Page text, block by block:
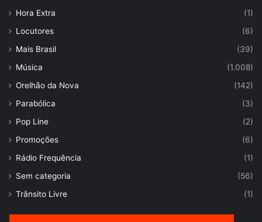
Hora Extra
(1)
Locutores
(6)
Mais Brasil
(39)
Música
(1.008)
Orelhão da Nova
(142)
Parabólica
(3)
Pop Line
(2)
Promoções
(6)
Rádio Frequência
(1)
Sem categoria
(56)
Trânsito Livre
(1)